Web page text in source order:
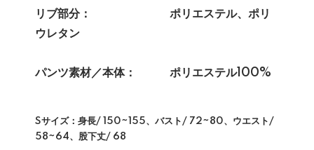
リブ部分： ポリエステル、ポリ
ウレタン
パンツ素材／本体： ポリエステル100%
Sサイズ：身長/ 150~155、バスト/ 72~80、ウエスト/
58~64、股下丈/ 68